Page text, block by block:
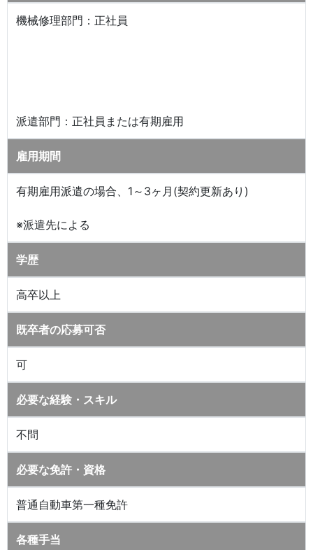
機械修理部門：正社員
派遣部門：正社員または有期雇用
雇用期間
有期雇用派遣の場合、1～3ヶ月(契約更新あり)
※派遣先による
学歴
高卒以上
既卒者の応募可否
可
必要な経験・スキル
不問
必要な免許・資格
普通自動車第一種免許
各種手当